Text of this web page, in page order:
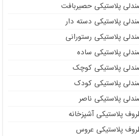
پلاستیکی حصیربافت
پلاستیکی دسته دار
پلاستیکی رستورانی
پلاستیکی ساده
پلاستیکی کوچک
پلاستیکی کودک
پلاستیکی ناصر
پلاستیکی آشپزخانه
پلاستیکی عروس